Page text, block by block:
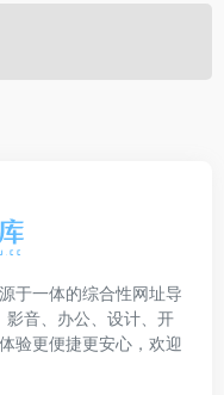
于一体的综合性网址导
影音、办公、设计、开
验更便捷更安心，欢迎